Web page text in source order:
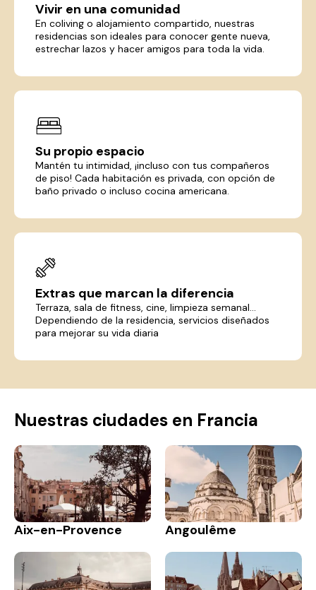
Vivir en una comunidad
En coliving o alojamiento compartido, nuestras
residencias son ideales para conocer gente nueva,
estrechar lazos y hacer amigos para toda la vida.
Su propio espacio
Mantén tu intimidad, ¡incluso con tus compañeros
de piso! Cada habitación es privada, con opción de
baño privado o incluso cocina americana.
Extras que marcan la diferencia
Terraza, sala de fitness, cine, limpieza semanal...
Dependiendo de la residencia, servicios diseñados
para mejorar su vida diaria
Nuestras ciudades en Francia
Aix-en-Provence Angoulême